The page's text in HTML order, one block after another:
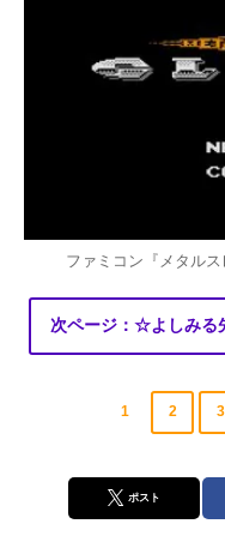
ファミコン『メタル
次ページ：☆よしみる
1 2 3
ポスト